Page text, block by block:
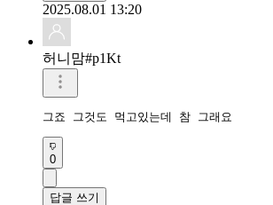
2025.08.01 13:20
허니맘#p1Kt
그죠 그것도 먹고있는데 참 그래요
0
답글 쓰기